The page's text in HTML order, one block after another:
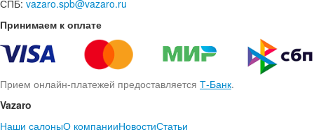
СПБ: vazaro.spb@vazaro.ru
Принимаем к оплате
Прием онлайн-платежей предоставляется Т-Банк.
Vazaro
Наши салоныО компанииНовостиСтатьи